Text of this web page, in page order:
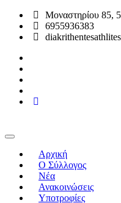
Μοναστηρίου 85,
6955936383
Αρχική
O Σύλλογος
Νέα
Ανακοινώσεις
Υποτροφίες